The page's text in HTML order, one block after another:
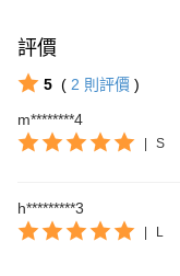
評價
5 ( 2 則評價 )
m********4
S
h*********3
L